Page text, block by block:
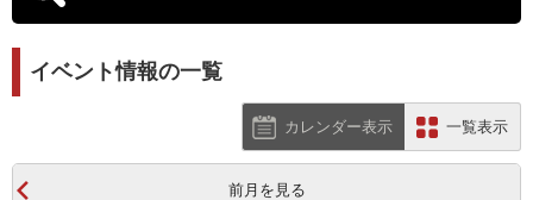
イベント情報の一覧
カレンダー表示 一覧表示
前月を見る